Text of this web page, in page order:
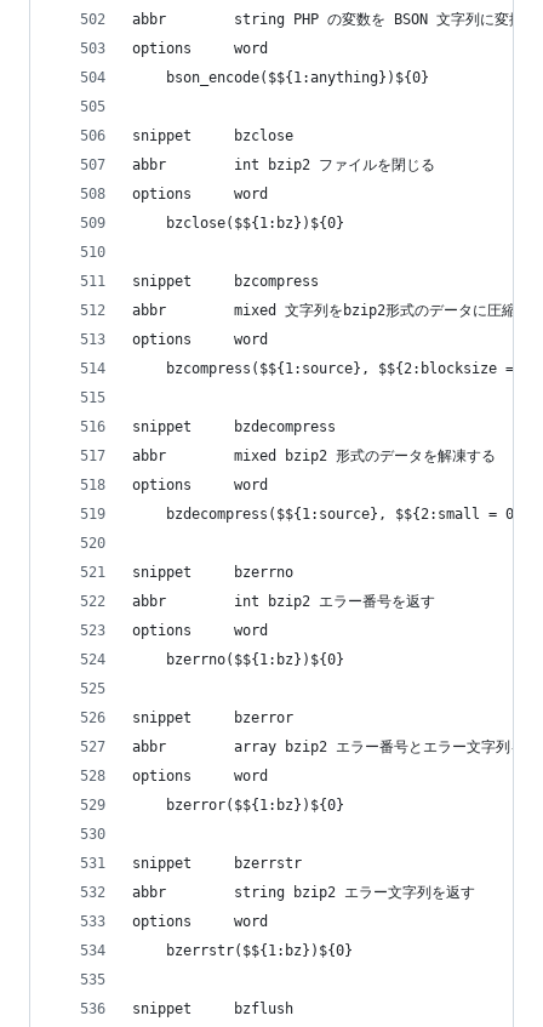
abbr        string PHP の変数を BSON 文字列に変換す
options     word
    bson_encode($${1:anything})${0}
snippet     bzclose
abbr        int bzip2 ファイルを閉じる
options     word
    bzclose($${1:bz})${0}
snippet     bzcompress
abbr        mixed 文字列をbzip2形式のデータに圧縮す
options     word
bzcompress($${1:source}, $${2:blocksize =
snippet     bzdecompress
abbr        mixed bzip2 形式のデータを解凍する
options     word
bzdecompress($${1:source}, $${2:small =
snippet     bzerrno
abbr        int bzip2 エラー番号を返す
options     word
    bzerrno($${1:bz})${0}
snippet     bzerror
abbr        array bzip2 エラー番号とエラー文字列を配
options     word
    bzerror($${1:bz})${0}
snippet     bzerrstr
abbr        string bzip2 エラー文字列を返す
options     word
    bzerrstr($${1:bz})${0}
snippet     bzflush